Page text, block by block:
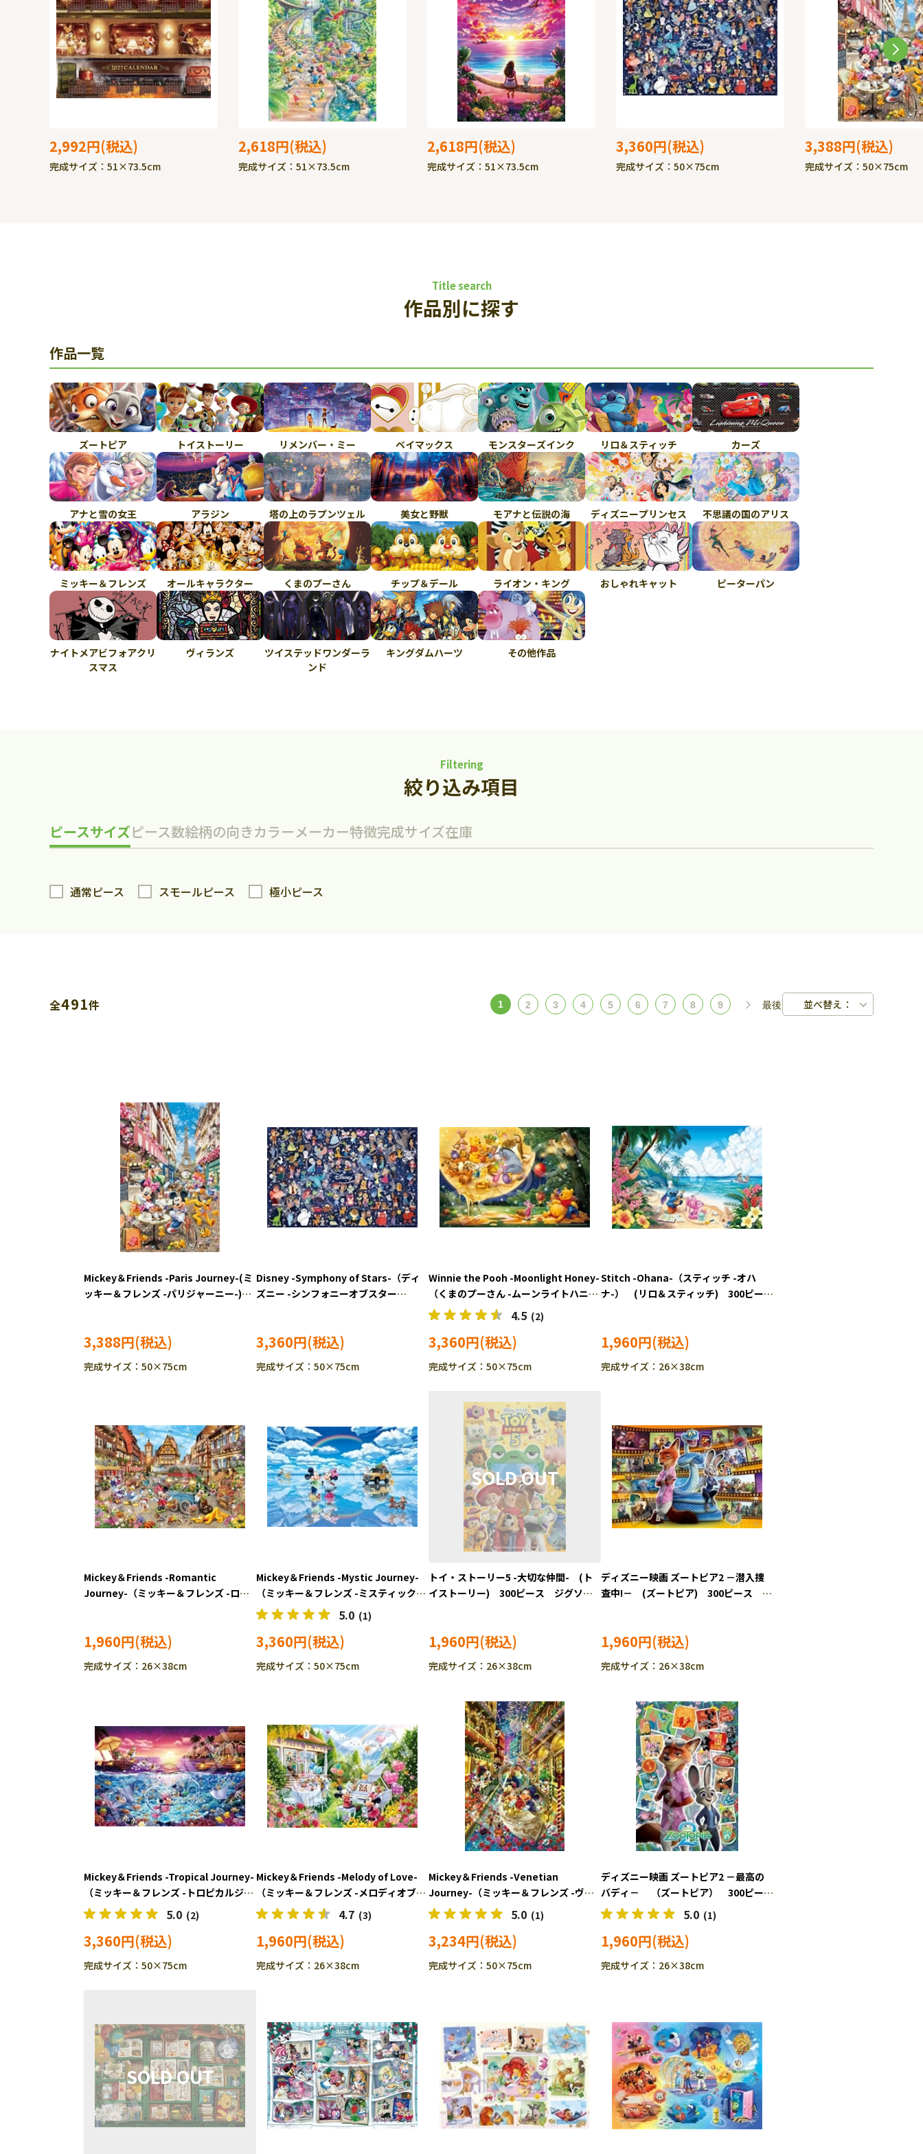
2,992円
完成サイズ：51×73.5cm
2,618円
完成サイズ：51×73.5cm
2,618円
完成サイズ：51×73.5cm
3,360円
完成サイズ：50×75cm
3,388円
完成サイズ：50×75cm
Title search
作品別に探す
作品一覧
ズートピア トイストーリー リメンバー・ミー ベイマックス モンスターズインク リロ＆スティッチ カーズ
アナと雪の女王 アラジン 塔の上のラプンツェル 美女と野獣 モアナと伝説の海 ディズニープリンセス 不思議の国のアリス
ミッキー＆フレンズ オールキャラクター くまのプーさん チップ＆デール ライオン・キング おしゃれキャット ピーターパン
ナイトメアビフォアクリ
スマス
ヴィランズ
ツイステッドワンダーラ
ンド
キングダムハーツ その他作品
Filtering
絞り込み項目
ピースサイズピース数絵柄の向きカラーメーカー特徴完成サイズ在庫
通常ピース スモールピース 極小ピース
全491件 1 2 3 4 5 6 7 8 9 最後 並べ替え：
Mickey＆Friends -Paris Journey-(ミ
ッキー＆フレンズ -パリジャーニー-)
714s
3,388円
完成サイズ：50×75cm
Disney -Symphony of Stars-（ディ
ズニー -シンフォニーオブスター
3,360円
完成サイズ：50×75cm
Winnie the Pooh -Moonlight Honey-
（くまのプーさん -ムーンライトハニ
ー-） (くまのプーさん) 1000ピー
ス ジグソーパズル EPO-97-713s
4.5 (2)
3,360円
完成サイズ：50×75cm
Stitch -Ohana-（スティッチ -オハ
ナ-） (リロ＆スティッチ) 300ピー
1,960円
完成サイズ：26×38cm
Mickey＆Friends -Romantic
Journey-（ミッキー＆フレンズ -ロマ
ル EPO-73-413s
1,960円
完成サイズ：26×38cm
Mickey＆Friends -Mystic Journey-
（ミッキー＆フレンズ -ミスティックジ
ャーニー-） (ミッキー＆フレンズ)
1000ピース ジグソーパズル EPO-
97-712s
5.0 (1)
3,360円
完成サイズ：50×75cm
トイ・ストーリー5 -大切な仲間- (ト
イストーリー) 300ピース ジグソー
1,960円
完成サイズ：26×38cm
ディズニー映画 ズートピア2 －潜入捜
査中!－ (ズートピア) 300ピース ジ
1,960円
完成サイズ：26×38cm
Mickey＆Friends -Tropical Journey-
（ミッキー＆フレンズ -トロピカルジャ
ーニー-） (ミッキー＆フレンズ)
1000ピース ジグソーパズル EPO-
97-711s
5.0 (2)
3,360円
完成サイズ：50×75cm
Mickey＆Friends -Melody of Love-
（ミッキー＆フレンズ -メロディオブラ
ブ-） (ミッキー＆フレンズ) 300ピー
ス ジグソーパズル EPO-73-410s
4.7 (3)
1,960円
完成サイズ：26×38cm
Mickey＆Friends -Venetian
Journey-（ミッキー＆フレンズ -ヴェ
ネツィアン ジャーニー-） (ミッキー
＆フレンズ) 1000ピース ジグソーパ
ズル EPO-97-709s
5.0 (1)
3,234円
完成サイズ：50×75cm
ディズニー映画 ズートピア2 －最高の
バディ－ （ズートピア） 300ピー
ス ジグソーパズル EPO-73-409s
5.0 (1)
1,960円
完成サイズ：26×38cm